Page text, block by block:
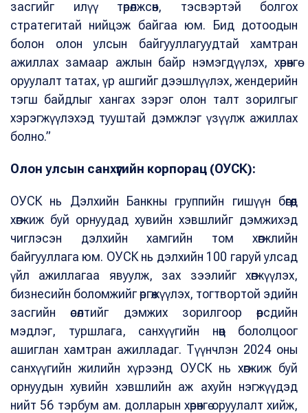
засгийг илүү төрөлжсөн, тэсвэртэй болгох
стратегитай нийцэж байгаа юм. Бид дотоодын
болон олон улсын байгууллагуудтай хамтран
ажиллах замаар ажлын байр нэмэгдүүлэх, хөрөнгө
оруулалт татах, үр ашгийг дээшлүүлэх, жендерийн
тэгш байдлыг хангах зэрэг олон талт зорилгыг
хэрэгжүүлэхэд тууштай дэмжлэг үзүүлж ажиллах
болно.”
Олон улсын санхүүгийн корпорац (ОУСК):
ОУСК нь Дэлхийн Банкны группийн гишүүн бөгөөд
хөгжиж буй орнуудад хувийн хэвшлийг дэмжихэд
чиглэсэн дэлхийн хамгийн том хөгжлийн
байгууллага юм. ОУСК нь дэлхийн 100 гаруй улсад
үйл ажиллагаа явуулж, зах зээлийг хөгжүүлэх,
бизнесийн боломжийг өргөжүүлэх, тогтвортой эдийн
засгийн өсөлтийг дэмжих зорилгоор өөрсдийн
мэдлэг, туршлага, санхүүгийн нөөц бололцоог
ашиглан хамтран ажилладаг. Түүнчлэн 2024 оны
санхүүгийн жилийн хүрээнд ОУСК нь хөгжиж буй
орнуудын хувийн хэвшлийн аж ахуйн нэгжүүдэд
нийт 56 тэрбум ам. долларын хөрөнгө оруулалт хийж,